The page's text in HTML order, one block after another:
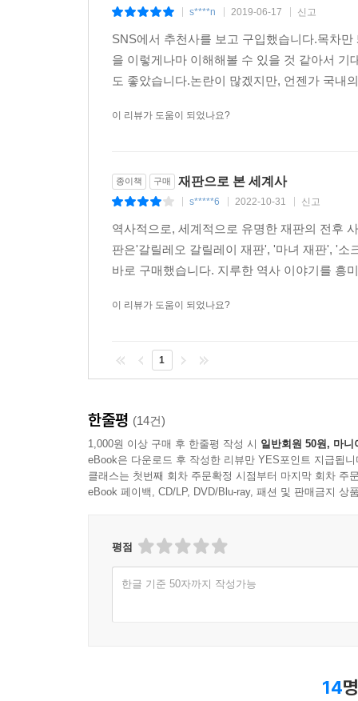
s****n 2019-06-17 신고
SNS에서 추천사를 보고 구입했습니다.목차
을 이렇게나마 이해해볼 수 있을 것 같아서
도 좋았습니다.논란이 많겠지만, 언젠가 국내
이 리뷰가 도움이 되었나요?
종이책 구매 재판으로 본 세계사
s*****6 2022-10-31 신고
역사적으로, 세계적으로 유명한 재판의 전후
판은'갈릴레오 갈릴레이 재판', '마녀 재판', '
바로 구매했습니다. 지루한 역사 이야기를 흥
이 리뷰가 도움이 되었나요?
1
한줄평 (14건)
1,000원 이상 구매 후 한줄평 작성 시 일반회원 50원, 마니
eBook은 다운로드 후 작성한 리뷰만 YES포인트 지급됩니
클래스는 첫번째 회차 주문확정 시점부터 마지막 회차 주
eBook 페이백, CD/LP, DVD/Blu-ray, 패션 및 판매금지 상
평점
한글 기준 50자까지 작성가능
14